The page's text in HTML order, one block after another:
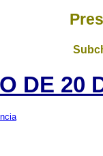
DE 20